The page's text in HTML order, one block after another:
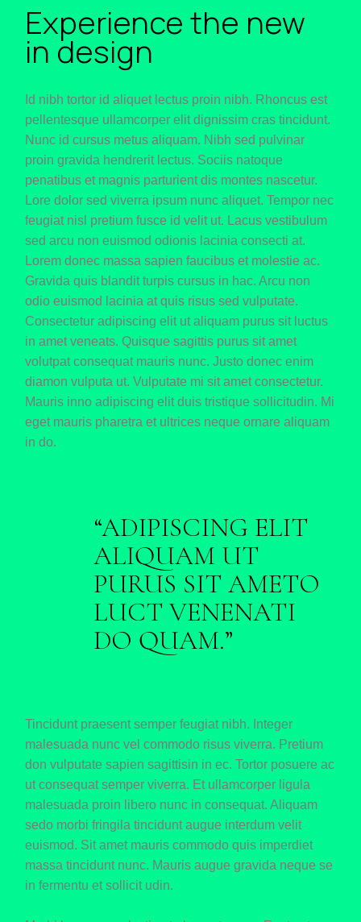
Experience the new
in design
Id nibh tortor id aliquet lectus proin nibh. Rhoncus est
pellentesque ullamcorper elit dignissim cras tincidunt.
Nunc id cursus metus aliquam. Nibh sed pulvinar
proin gravida hendrerit lectus. Sociis natoque
penatibus et magnis parturient dis montes nascetur.
Lore dolor sed viverra ipsum nunc aliquet. Tempor nec
feugiat nisl pretium fusce id velit ut. Lacus vestibulum
sed arcu non euismod odionis lacinia consecti at.
Lorem donec massa sapien faucibus et molestie ac.
Gravida quis blandit turpis cursus in hac. Arcu non
odio euismod lacinia at quis risus sed vulputate.
Consectetur adipiscing elit ut aliquam purus sit luctus
in amet veneats. Quisque sagittis purus sit amet
volutpat consequat mauris nunc. Justo donec enim
diamon vulputa ut. Vulputate mi sit amet consectetur.
Mauris inno adipiscing elit duis tristique sollicitudin. Mi
eget mauris pharetra et ultrices neque ornare aliquam
in do.
ADIPISCING ELIT
ALIQUAM UT
PURUS SIT AMETO
LUCT VENENATI
DO QUAM.
Tincidunt praesent semper feugiat nibh. Integer
malesuada nunc vel commodo risus viverra. Pretium
don vulputate sapien sagittisin in ec. Tortor posuere ac
ut consequat semper viverra. Et ullamcorper ligula
malesuada proin libero nunc in consequat. Aliquam
sedo morbi fringila tincidunt augue interdum velit
euismod. Sit amet mauris commodo quis imperdiet
massa tincidunt nunc. Mauris augue gravida neque se
in fermentu et sollicit udin.